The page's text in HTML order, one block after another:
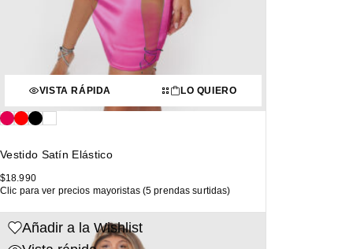
VISTA RÁPIDA LO QUIERO
Vestido Satín Elástico
$18.990
Clic para ver precios mayoristas (5 prendas surtidas)
Añadir a la Wishlist